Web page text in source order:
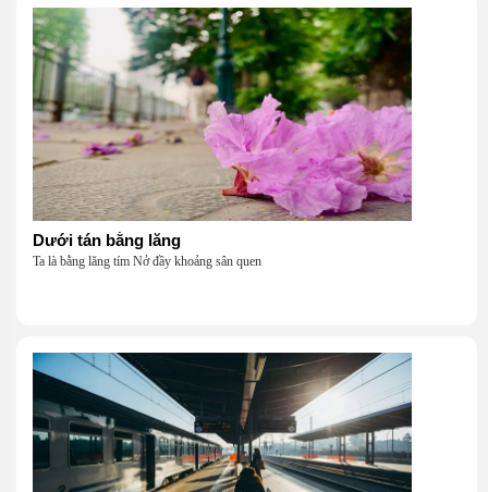
Dưới tán bằng lăng
Ta là bằng lăng tím Nở đầy khoảng sân quen